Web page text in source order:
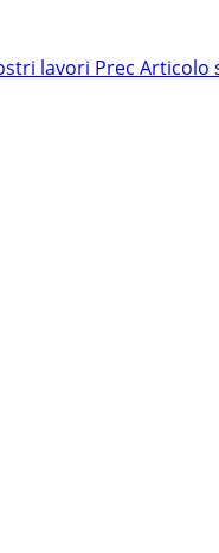
lavori Prec Articolo